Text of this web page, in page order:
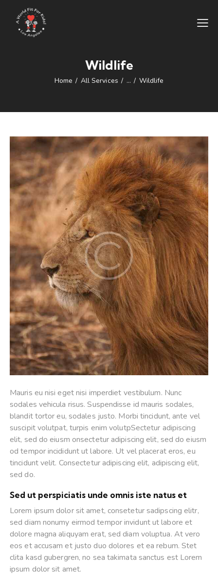
Wildlife
Home All Services ... Wildlife
Mauris eu nisi eget nisi imperdiet vestibulum. Nunc
sodales vehicula risus. Suspendisse id mauris sodales,
blandit tortor eu, sodales justo. Morbi tincidunt, ante vel
suscipit volutpat, turpis enim volutpSectetur adipiscing
elit, sed do eiusm onsectetur adipiscing elit, sed do eiusm
od tempor incididunt ut labore. Ut vel placerat eros, eu
tincidunt velit. Consectetur adipiscing elit, adipiscing elit,
sed do.
Sed ut perspiciatis unde omnis iste natus et
Lorem ipsum dolor sit amet, consetetur sadipscing elitr,
sed diam nonumy eirmod tempor invidunt ut labore et
dolore magna aliquyam erat, sed diam voluptua. At vero
eos et accusam et justo duo dolores et ea rebum. Stet
clita kasd gubergren, no sea takimata sanctus est Lorem
ipsum dolor sit amet.